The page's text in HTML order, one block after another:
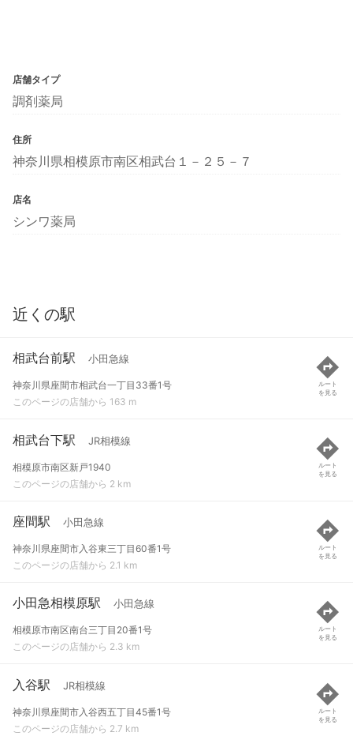
店舗タイプ
調剤薬局
住所
神奈川県相模原市南区相武台１－２５－７
店名
シンワ薬局
近くの駅
相武台前駅 小田急線
神奈川県座間市相武台一丁目33番1号
このページの店舗から 163 m
ルート
を見る
相武台下駅 JR相模線
相模原市南区新戸1940
このページの店舗から 2 km
ルート
を見る
座間駅 小田急線
神奈川県座間市入谷東三丁目60番1号
このページの店舗から 2.1 km
ルート
を見る
小田急相模原駅 小田急線
相模原市南区南台三丁目20番1号
このページの店舗から 2.3 km
ルート
を見る
入谷駅 JR相模線
神奈川県座間市入谷西五丁目45番1号
このページの店舗から 2.7 km
ルート
を見る